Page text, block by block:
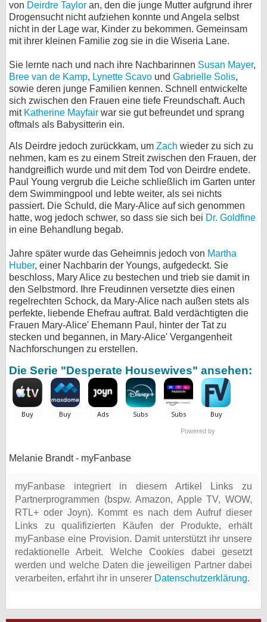
von Deirdre Taylor an, den die junge Mutter aufgrund ihrer
Drogensucht nicht aufziehen konnte und Angela selbst
nicht in der Lage war, Kinder zu bekommen. Gemeinsam
mit ihrer kleinen Familie zog sie in die Wiseria Lane.
Sie lernte nach und nach ihre Nachbarinnen Susan Mayer,
Bree van de Kamp, Lynette Scavo und Gabrielle Solis,
sowie deren junge Familien kennen. Schnell entwickelte
sich zwischen den Frauen eine tiefe Freundschaft. Auch
mit Katherine Mayfair war sie gut befreundet und sprang
oftmals als Babysitterin ein.
Als Deirdre jedoch zurückkam, um Zach wieder zu sich zu
nehmen, kam es zu einem Streit zwischen den Frauen, der
handgreiflich wurde und mit dem Tod von Deirdre endete.
Paul Young vergrub die Leiche schließlich im Garten unter
dem Swimmingpool und lebte weiter, als sei nichts
passiert. Die Schuld, die Mary-Alice auf sich genommen
hatte, wog jedoch schwer, so dass sie sich bei Dr. Goldfine
in eine Behandlung begab.
Jahre später wurde das Geheimnis jedoch von Martha
Huber, einer Nachbarin der Youngs, aufgedeckt. Sie
beschloss, Mary Alice zu bestechen und trieb sie damit in
den Selbstmord. Ihre Freudinnen versetzte dies einen
regelrechten Schock, da Mary-Alice nach außen stets als
perfekte, liebende Ehefrau auftrat. Bald verdächtigten die
Frauen Mary-Alice' Ehemann Paul, hinter der Tat zu
stecken und begannen, in Mary-Alice' Vergangenheit
Nachforschungen zu erstellen.
Die Serie "Desperate Housewives" ansehen:
Powered by
Melanie Brandt - myFanbase
myFanbase integriert in diesem Artikel Links zu
Partnerprogrammen (bspw. Amazon, Apple TV, WOW,
RTL+ oder Joyn). Kommt es nach dem Aufruf dieser
Links zu qualifizierten Käufen der Produkte, erhält
myFanbase eine Provision. Damit unterstützt ihr unsere
redaktionelle Arbeit. Welche Cookies dabei gesetzt
werden und welche Daten die jeweiligen Partner dabei
verarbeiten, erfahrt ihr in unserer Datenschutzerklärung.